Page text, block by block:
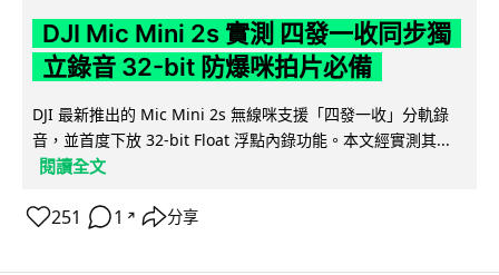
DJI Mic Mini 2s 實測 四發一收同步獨
立錄音 32-bit 防爆咪拍片必備
DJI 最新推出的 Mic Mini 2s 無線咪支援「四發一收」分軌錄
音，並首度下放 32-bit Float 浮點內錄功能。本文經實測其...
閱讀全文
251 1 ↗ 分享